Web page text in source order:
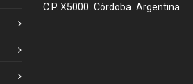
C.P. X5000. Córdoba. Argentina